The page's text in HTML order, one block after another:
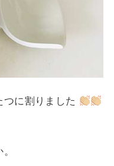
に割りました